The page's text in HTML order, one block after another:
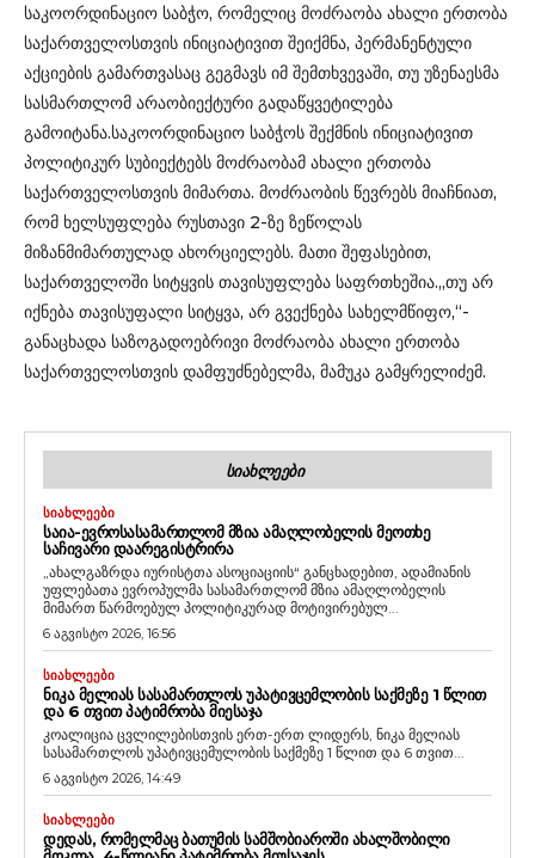
საკოორდინაციო საბჭო, რომელიც მოძრაობა ახალი ერთობა
საქართველოსთვის ინიციატივით შეიქმნა, პერმანენტული
აქციების გამართვასაც გეგმავს იმ შემთხვევაში, თუ უზენაესმა
სასმართლომ არაობიექტური გადაწყვეტილება
გამოიტანა.საკოორდინაციო საბჭოს შექმნის ინიციატივით
პოლიტიკურ სუბიექტებს მოძრაობამ ახალი ერთობა
საქართველოსთვის მიმართა. მოძრაობის წევრებს მიაჩნიათ,
რომ ხელსუფლება რუსთავი 2-ზე ზეწოლას
მიზანმიმართულად ახორციელებს. მათი შეფასებით,
საქართველოში სიტყვის თავისუფლება საფრთხეშია.„თუ არ
იქნება თავისუფალი სიტყვა, არ გვექნება სახელმწიფო,“-
განაცხადა საზოგადოებრივი მოძრაობა ახალი ერთობა
საქართველოსთვის დამფუძნებელმა, მამუკა გამყრელიძემ.
ᲡᲘᲐᲮᲚᲔᲔᲑᲘ
ᲡᲘᲐᲮᲚᲔᲔᲑᲘ
ᲡᲐᲘᲐ-ᲔᲕᲠᲝᲡᲐᲡᲐᲛᲐᲠᲗᲚᲝᲛ ᲛᲖᲘᲐ ᲐᲛᲐᲦᲚᲝᲑᲔᲚᲘᲡ ᲛᲔᲝᲗᲮᲔ
ᲡᲐᲩᲘᲕᲐᲠᲘ ᲓᲐᲐᲠᲔᲒᲘᲡᲢᲠᲘᲠᲐ
„ახალგაზრდა იურისტთა ასოციაციის“ განცხადებით, ადამიანის
უფლებათა ევროპულმა სასამართლომ მზია ამაღლობელის
მიმართ წარმოებულ პოლიტიკურად მოტივირებულ...
6 აგვისტო 2026, 16:56
ᲡᲘᲐᲮᲚᲔᲔᲑᲘ
ᲜᲘᲙᲐ ᲛᲔᲚᲘᲐᲡ ᲡᲐᲡᲐᲛᲐᲠᲗᲚᲝᲡ ᲣᲞᲐᲢᲘᲕᲪᲔᲛᲚᲝᲑᲘᲡ ᲡᲐᲥᲛᲔᲖᲔ 1 ᲬᲚᲘᲗ
ᲓᲐ 6 ᲗᲕᲘᲗ ᲞᲐᲢᲘᲛᲠᲝᲑᲐ ᲛᲘᲔᲡᲐᲯᲐ
კოალიცია ცვლილებისთვის ერთ-ერთ ლიდერს, ნიკა მელიას
სასამართლოს უპატივცემულობის საქმეზე 1 წლით და 6 თვით...
6 აგვისტო 2026, 14:49
ᲡᲘᲐᲮᲚᲔᲔᲑᲘ
ᲓᲔᲓᲐᲡ, ᲠᲝᲛᲔᲚᲛᲐᲪ ᲑᲐᲗᲣᲛᲘᲡ ᲡᲐᲛᲨᲝᲑᲘᲐᲠᲝᲨᲘ ᲐᲮᲐᲚᲨᲝᲑᲘᲚᲘ